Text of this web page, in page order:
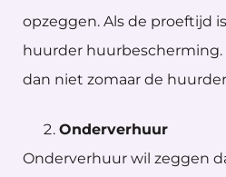
opzeggen. Als de proeftijd
huurder huurbescherming.
dan niet zomaar de
Onderverhuur
Onderverhuur wil zeggen